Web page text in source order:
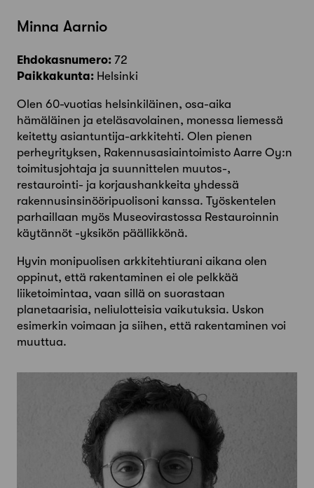
Minna Aarnio
Ehdokasnumero: 72
Paikkakunta: Helsinki
Olen 60-vuotias helsinkiläinen, osa-aika
hämäläinen ja eteläsavolainen, monessa liemessä
keitetty asiantuntija-arkkitehti. Olen pienen
perheyrityksen, Rakennusasiaintoimisto Aarre Oy:n
toimitusjohtaja ja suunnittelen muutos-,
restaurointi- ja korjaushankkeita yhdessä
rakennusinsinööripuolisoni kanssa. Työskentelen
parhaillaan myös Museovirastossa Restauroinnin
käytännöt -yksikön päällikkönä.
Hyvin monipuolisen arkkitehtiurani aikana olen
oppinut, että rakentaminen ei ole pelkkää
liiketoimintaa, vaan sillä on suorastaan
planetaarisia, neliulotteisia vaikutuksia. Uskon
esimerkin voimaan ja siihen, että rakentaminen voi
muuttua.